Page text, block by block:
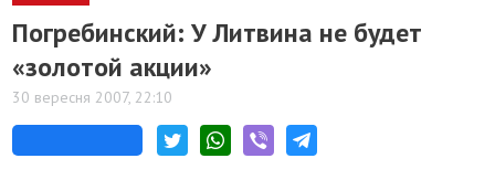
Погребинский: У Литвина не будет
«золотой акции»
30 вересня 2007, 22:10